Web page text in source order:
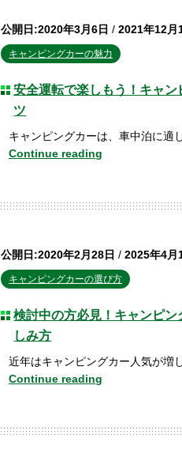
公開日:2020年3月6日 / 2021年12月
キャンピングカーの魅力
安全運転で楽しもう！キャ
ツ
キャンピングカーは、車中泊に
Continue reading
公開日:2020年2月28日 / 2025年4月
キャンピングカーの選び方
検討中の方必見！キャンピ
しみ方
近年はキャンピングカー人気が
Continue reading